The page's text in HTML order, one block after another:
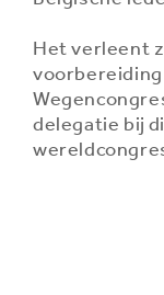
Het verleent
voorbereiding
delegatie bij